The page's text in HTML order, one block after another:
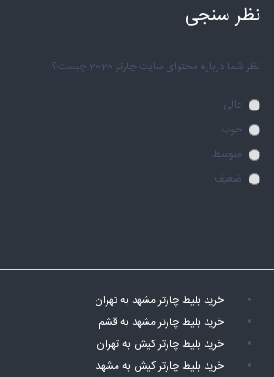
نظر سنجی
نظر شما درباره محتوای سایت چارتر 2020 چیست؟
عالی
خوب
متوسط
ضعیف
خرید بلیط چارتر مشهد به تهران
خرید بلیط چارتر مشهد به قشم
خرید بلیط چارتر کیش به تهران
خرید بلیط چارتر کیش به مشهد